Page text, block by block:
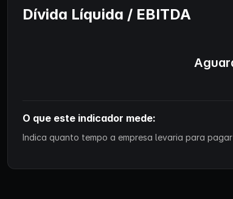
Dívida Líquida / EBITDA
O que este indicador mede:
Indica quanto tempo a empresa levaria para